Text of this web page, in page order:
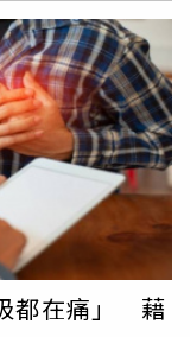
，就建議使用標靶
輔助治療的意義
與死亡風險除了輔
因為復發後有一部
咳嗽、呼吸喘、疼
發情況。王金洲醫
個月到1年不等的時
。因此，術後應重
發現復發也可與醫
提到，雖然復發後
在手術治療後沒有
處於疾病狀態，其
。3月3日12點，
進行了一個半小
血鉗去鉗血管，說
出來，場面沒辦法
開胸」。家屬指
全是不知情的，
簽署轉
開胸手術
同
才出來跟我說孩
大出血，說可能要
輕描淡寫地就過去
出現的狀況，「當
為就是簡單的出
都在痛」 藉